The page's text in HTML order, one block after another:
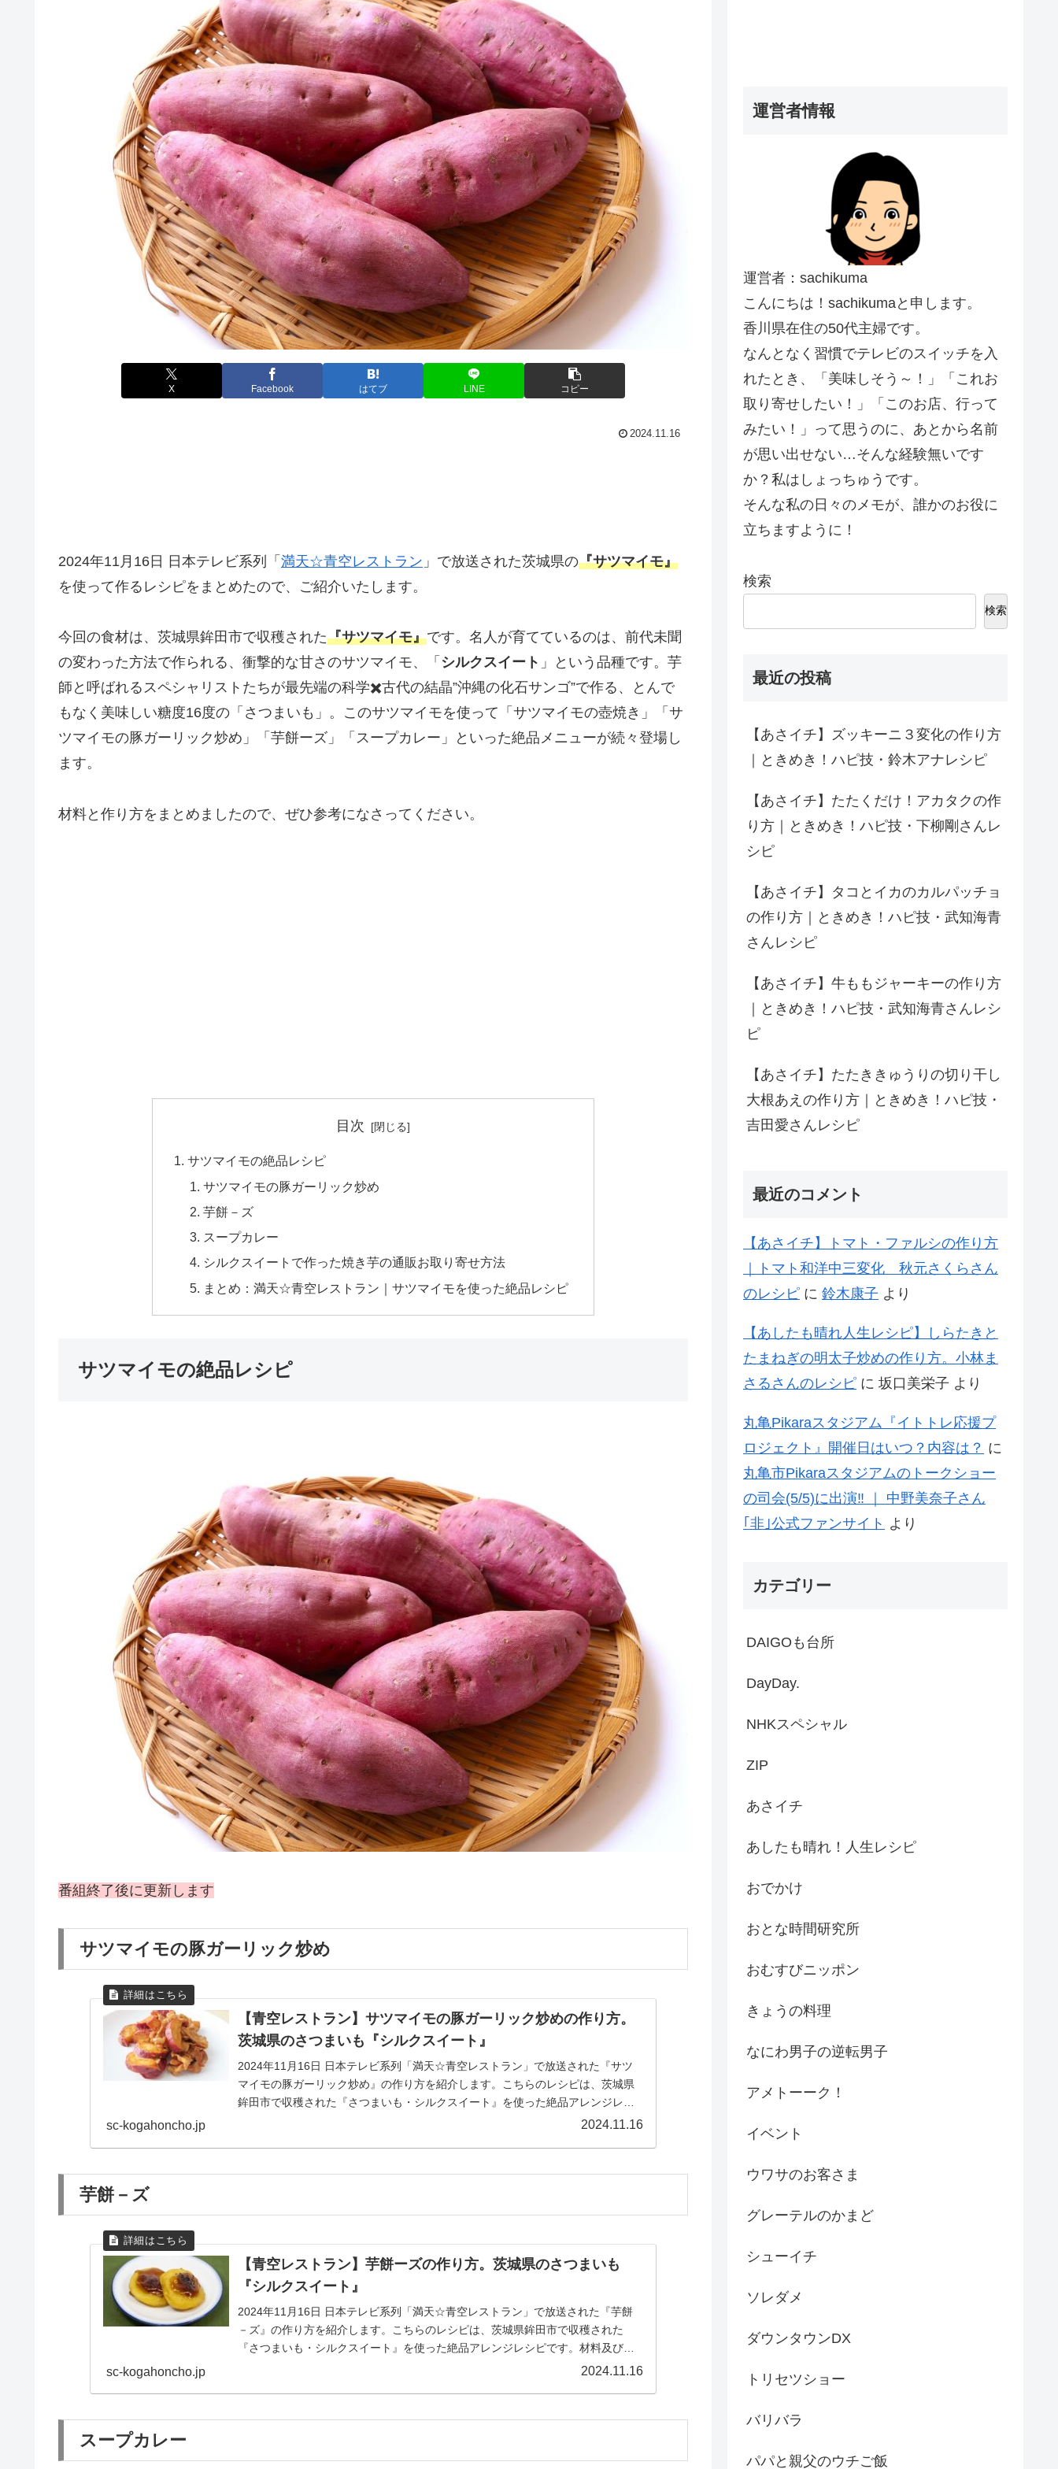
X Facebook はてブ LINE コピー
2024.11.16
2024年11月16日 日本テレビ系列「 満天☆青空レストラン 」で放送された茨城県の『サツマイモ』
を使って作るレシピをまとめたので、ご紹介いたします。
今回の食材は、茨城県鉾田市で収穫された『サツマイモ』です。名人が育てているのは、前代未聞
の変わった方法で作られる、衝撃的な甘さのサツマイモ、「 シルクスイート 」という品種です。芋
師と呼ばれるスペシャリストたちが最先端の科学✖️古代の結晶”沖縄の化石サンゴ”で作る、とんで
もなく美味しい糖度16度の「さつまいも」。このサツマイモを使って「サツマイモの壺焼き」「サ
ツマイモの豚ガーリック炒め」「芋餅ーズ」「スープカレー」といった絶品メニューが続々登場し
ます。
材料と作り方をまとめましたので、ぜひ参考になさってください。
目次
サツマイモの絶品レシピ
サツマイモの豚ガーリック炒め
芋餅－ズ
スープカレー
シルクスイートで作った焼き芋の通販お取り寄せ方法
まとめ：満天☆青空レストラン｜サツマイモを使った絶品レシピ
サツマイモの絶品レシピ
番組終了後に更新します
サツマイモの豚ガーリック炒め
【青空レストラン】サツマイモの豚ガーリック炒めの作り方。
茨城県のさつまいも『シルクスイート』
2024年11月16日 日本テレビ系列「満天☆青空レストラン」で放送された『サツ
マイモの豚ガーリック炒め』の作り方を紹介します。こちらのレシピは、茨城県
鉾田市で収穫された『さつまいも・シルクスイート』を使った絶品アレンジレシ
sc-kogahoncho.jp 2024.11.16
芋餅－ズ
【青空レストラン】芋餅ーズの作り方。茨城県のさつまいも
『シルクスイート』
2024年11月16日 日本テレビ系列「満天☆青空レストラン」で放送された『芋餅
－ズ』の作り方を紹介します。こちらのレシピは、茨城県鉾田市で収穫された
『さつまいも・シルクスイート』を使った絶品アレンジレシピです。材料及び作
sc-kogahoncho.jp 2024.11.16
スープカレー
運営者情報
運営者：sachikuma
こんにちは！sachikumaと申します。
香川県在住の50代主婦です。
なんとなく習慣でテレビのスイッチを入
れたとき、「美味しそう～！」「これお
取り寄せしたい！」「このお店、行って
みたい！」って思うのに、あとから名前
が思い出せない…そんな経験無いです
か？私はしょっちゅうです。
そんな私の日々のメモが、誰かのお役に
立ちますように！
検索
検索
最近の投稿
【あさイチ】ズッキーニ３変化の作り方
｜ときめき！ハピ技・鈴木アナレシピ
【あさイチ】たたくだけ！アカタクの作
り方｜ときめき！ハピ技・下柳剛さんレ
シピ
【あさイチ】タコとイカのカルパッチョ
の作り方｜ときめき！ハピ技・武知海青
さんレシピ
【あさイチ】牛ももジャーキーの作り方
｜ときめき！ハピ技・武知海青さんレシ
ピ
【あさイチ】たたききゅうりの切り干し
大根あえの作り方｜ときめき！ハピ技・
吉田愛さんレシピ
最近のコメント
【あさイチ】トマト・ファルシの作り方
｜トマト和洋中三変化 秋元さくらさん
のレシピ に 鈴木康子 より
【あしたも晴れ人生レシピ】しらたきと
たまねぎの明太子炒めの作り方。小林ま
さるさんのレシピ に 坂口美栄子 より
丸亀Pikaraスタジアム『イトトレ応援プ
ロジェクト』開催日はいつ？内容は？ に
丸亀市Pikaraスタジアムのトークショー
の司会(5/5)に出演‼ ｜ 中野美奈子さん
｢非｣公式ファンサイト より
カテゴリー
DAIGOも台所
DayDay.
NHKスペシャル
ZIP
あさイチ
あしたも晴れ！人生レシピ
おでかけ
おとな時間研究所
おむすびニッポン
きょうの料理
なにわ男子の逆転男子
アメトーーク！
イベント
ウワサのお客さま
グレーテルのかまど
シューイチ
ソレダメ
ダウンタウンDX
トリセツショー
バリバラ
パパと親父のウチご飯